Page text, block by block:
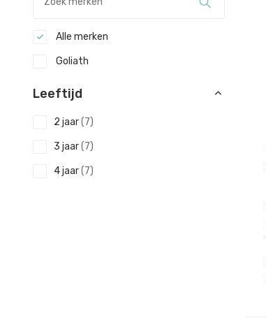
Alle merken
Goliath
Leeftijd
2 jaar(7)
3 jaar(7)
4 jaar(7)